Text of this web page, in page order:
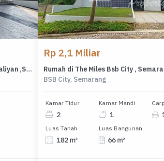
Rumah di Perum Bella Vista Regency Ngaliyan ,Semarang Vn 6686
Rp 2,1 Miliar
BSB City, Semarang
Kamar Tidur
2
Kamar Mandi
1
Luas Tanah
182 m²
Luas Bangunan
66 m²